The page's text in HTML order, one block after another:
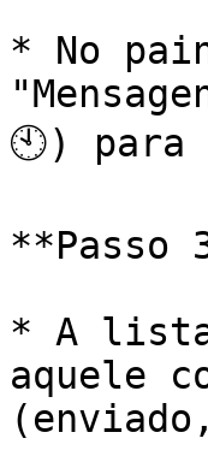
* No
🕙)
**Passo
* A lista
aquele